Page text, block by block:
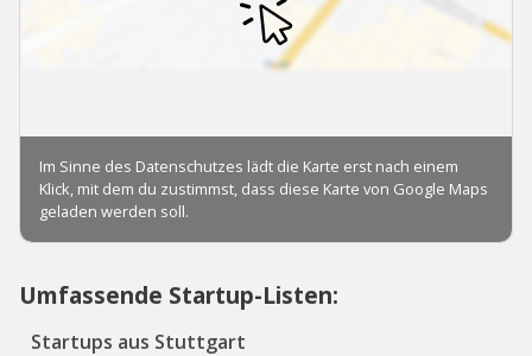
Umfassende Startup-Listen:
Startups aus Stuttgart